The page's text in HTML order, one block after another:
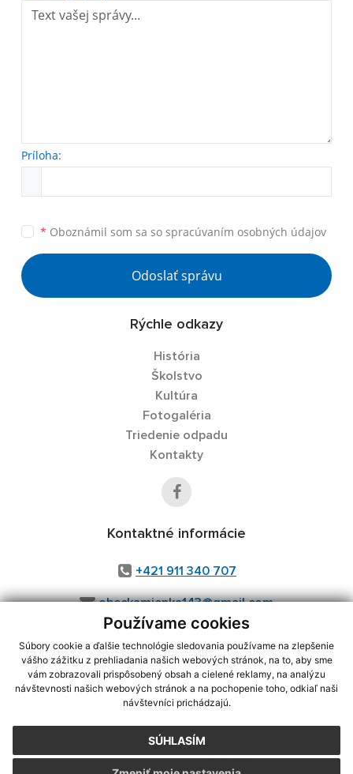
Používame cookies
Súbory cookie a ďalšie technológie sledovania používame na zlepšenie
vášho zážitku z prehliadania našich webových stránok, na to, aby sme
vám zobrazovali prispôsobený obsah a cielené reklamy, na analýzu
návštevnosti našich webových stránok a na pochopenie toho, odkiaľ naši
návštevníci prichádzajú.
SÚHLASÍM
Príloha:
* Oboznámil som sa so spracúvaním osobných údajov
Odoslať správu
Rýchle odkazy
História
Školstvo
Kultúra
Fotogaléria
Triedenie odpadu
Kontakty
Kontaktné informácie
+421 911 340 707
obeckamienka143@gmail.com
využite možnosť získavania aktuálnych informácií s využitím RSS
CMS systém (redakčný) systém ECHELON 2,Mapa stránok,web portál
webex.digital, s.r.o.,domény,registrácia domény
Posledná aktualizácia:07.08.2026